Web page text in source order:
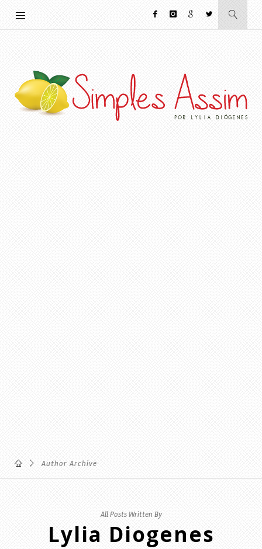
Author Archive
All Posts Written By
Lylia Diogenes